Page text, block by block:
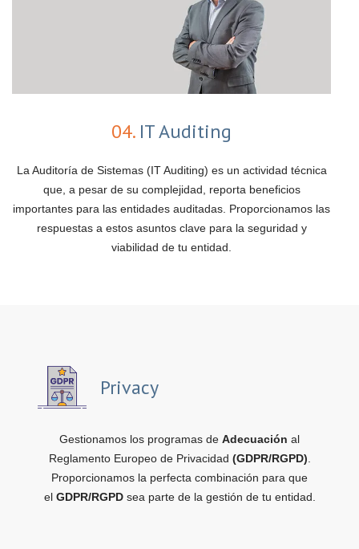
04.IT Auditing
La Auditoría de Sistemas (IT Auditing) es un actividad técnica
que, a pesar de su complejidad, reporta beneficios
importantes para las entidades auditadas. Proporcionamos las
respuestas a estos asuntos clave para la seguridad y
viabilidad de tu entidad.
Privacy
Gestionamos los programas de Adecuación al
Reglamento Europeo de Privacidad (GDPR/RGPD)
Proporcionamos la perfecta combinación para que
el GDPR/RGPDsea parte de la gestión de tu entidad.